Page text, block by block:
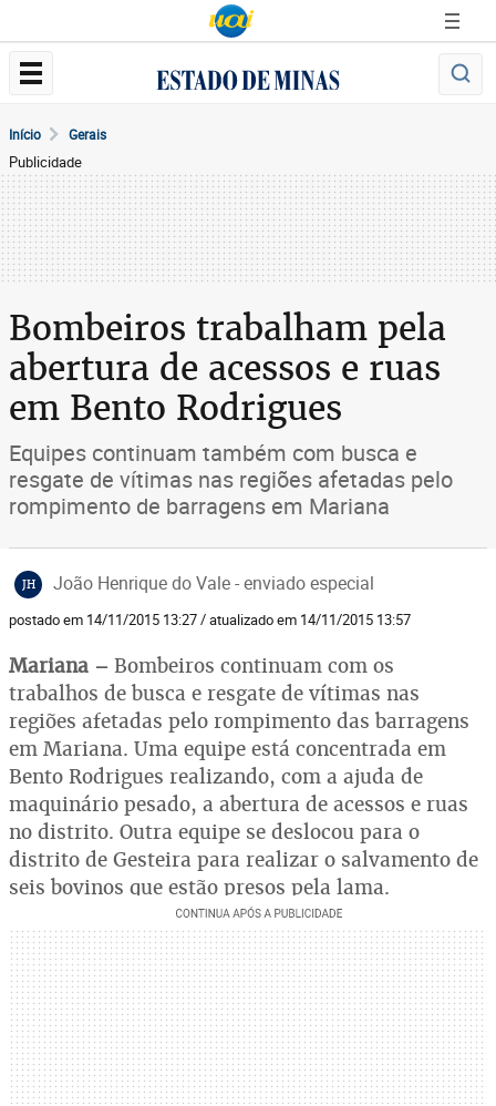
Início Gerais
Publicidade
Bombeiros trabalham pela
abertura de acessos e ruas
em Bento Rodrigues
Equipes continuam também com busca e
resgate de vítimas nas regiões afetadas pelo
rompimento de barragens em Mariana
JH João Henrique do Vale - enviado especial
postado em 14/11/2015 13:27 / atualizado em 14/11/2015 13:57
Mariana – Bombeiros continuam com os
trabalhos de busca e resgate de vítimas nas
regiões afetadas pelo rompimento das barragens
em Mariana. Uma equipe está concentrada em
Bento Rodrigues realizando, com a ajuda de
maquinário pesado, a abertura de acessos e ruas
no distrito. Outra equipe se deslocou para o
distrito de Gesteira para realizar o salvamento de
seis bovinos que estão presos pela lama.